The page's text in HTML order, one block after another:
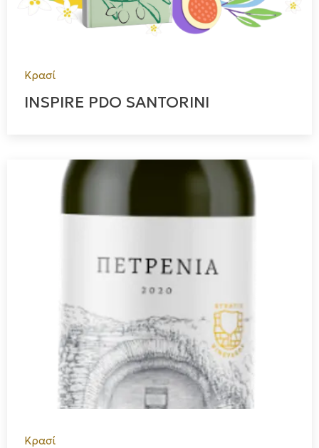
Κρασί
INSPIRE PDO SANTORINI
Κρασί